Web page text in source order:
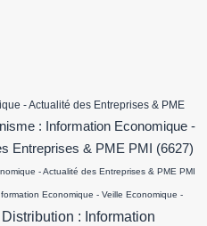
- Actualité des Entreprises & PME
: Information Economique -
Entreprises & PME PMI
(6627)
- Actualité des Entreprises & PME PMI
Economique - Veille Economique -
Distribution : Information